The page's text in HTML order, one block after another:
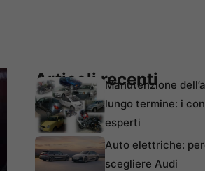
Articoli recenti
Manutenzione
lungo termine: i
esperti
Auto elettriche:
scegliere Audi